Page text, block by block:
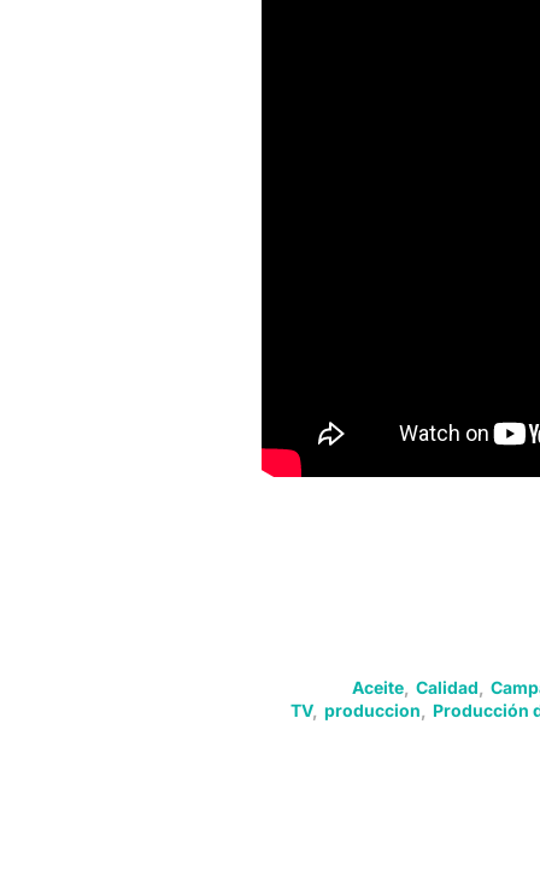
Aceite Calidad
TV, produccion Producción